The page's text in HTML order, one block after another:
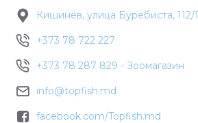
Кишинёв, улица Буребиста, 112/1
+373 78 722 227
+373 78 287 829 - Зоомагазин
info@topfish.md
facebook.com/Topfish.md